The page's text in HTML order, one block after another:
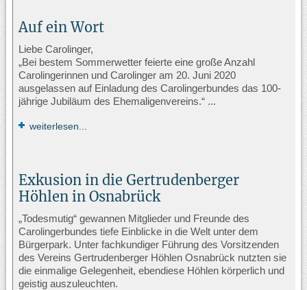
Auf ein Wort
Liebe Carolinger,
„Bei bestem Sommerwetter feierte eine große Anzahl
Carolingerinnen und Carolinger am 20. Juni 2020
ausgelassen auf Einladung des Carolingerbundes das 100-
jährige Jubiläum des Ehemaligenvereins.“ ...
weiterlesen...
Exkusion in die Gertrudenberger
Höhlen in Osnabrück
„Todesmutig“ gewannen Mitglieder und Freunde des
Carolingerbundes tiefe Einblicke in die Welt unter dem
Bürgerpark. Unter fachkundiger Führung des Vorsitzenden
des Vereins Gertrudenberger Höhlen Osnabrück nutzten sie
die einmalige Gelegenheit, ebendiese Höhlen körperlich und
geistig auszuleuchten.